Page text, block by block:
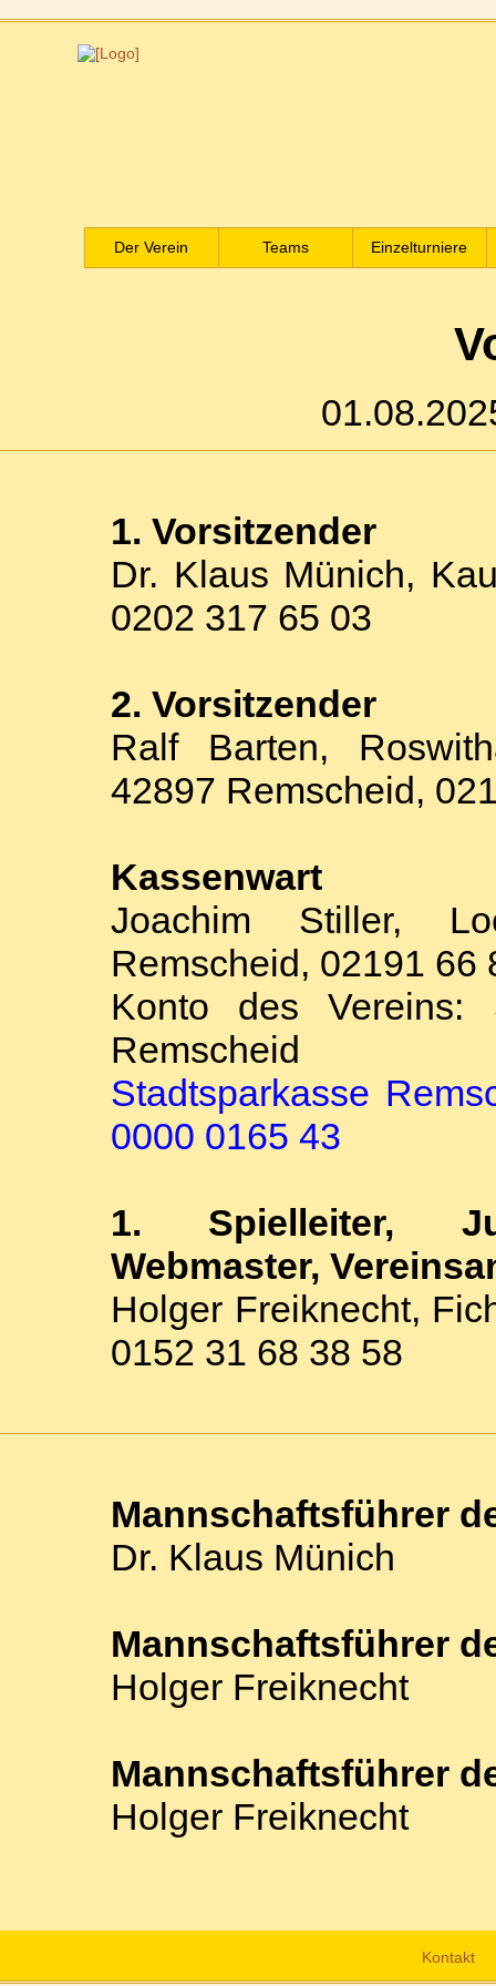
Der Verein Teams Einzelturniere
1. Vorsitzender
Dr. Klaus Münich,
0202 317 65 03
2. Vorsitzender
Ralf Barten,
42897 Remscheid,
Kassenwart
Joachim Stiller,
Remscheid, 02191 66
Konto des Vereins:
Remscheid
Stadtsparkasse
0000 0165 43
1. Spielleiter,
Webmaster,
Holger Freiknecht,
0152 31 68 38 58
Mannschaftsführer
Dr. Klaus Münich
Mannschaftsführer
Holger Freiknecht
Mannschaftsführer
Holger Freiknecht
Kontakt